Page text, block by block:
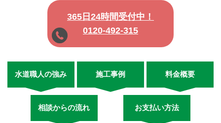
365日24時間受付中！
0120-492-315
水道職人の強み 施工事例 料金概要
相談からの流れ お支払い方法